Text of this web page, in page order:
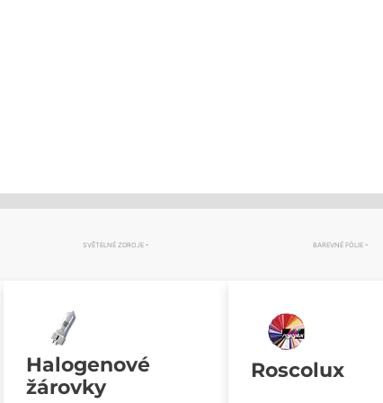
SVĚTELNÉ ZDROJE
Halogenové
žárovky
BAREVNÉ FÓLIE
Roscolux